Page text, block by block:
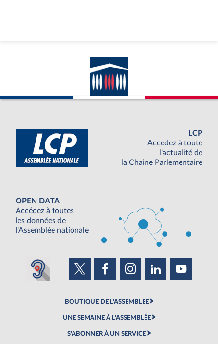
LCP
Accédez à toute
l'actualité de
la Chaine Parlementaire
OPEN DATA
Accédez à toutes
les données de
l'Assemblée nationale
BOUTIQUE DE L'ASSEMBLEE
UNE SEMAINE À L'ASSEMBLÉE
S'ABONNER À UN SERVICE